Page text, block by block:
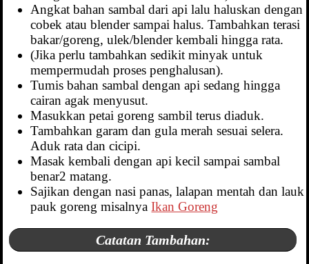
Angkat bahan sambal dari api lalu haluskan dengan
cobek atau blender sampai halus. Tambahkan terasi
bakar/goreng, ulek/blender kembali hingga rata.
(Jika perlu tambahkan sedikit minyak untuk
mempermudah proses penghalusan).
Tumis bahan sambal dengan api sedang hingga
cairan agak menyusut.
Masukkan petai goreng sambil terus diaduk.
Tambahkan garam dan gula merah sesuai selera.
Aduk rata dan cicipi.
Masak kembali dengan api kecil sampai sambal
benar2 matang.
Sajikan dengan nasi panas, lalapan mentah dan lauk
pauk goreng misalnyaIkan Goreng
Catatan Tambahan: